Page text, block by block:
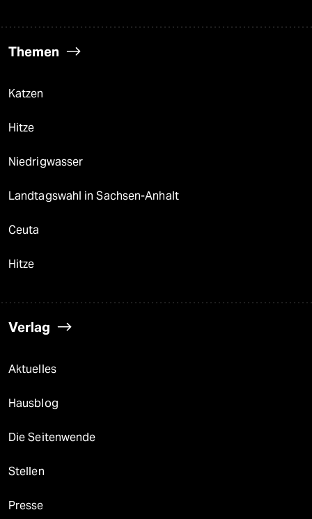
Themen
Katzen
Hitze
Niedrigwasser
Landtagswahl in Sachsen-Anhalt
Ceuta
Hitze
Verlag
Aktuelles
Hausblog
Die Seitenwende
Stellen
Presse